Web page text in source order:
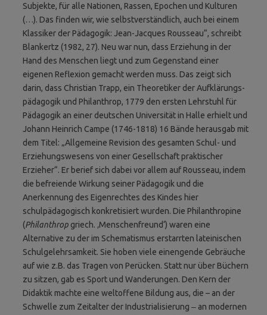
Subjekte, für alle Nationen, Rassen, Epochen und Kulturen
(…). Das finden wir, wie selbstver­ständlich, auch bei einem
Klassiker der Pädagogik: Jean-Jacques Rousseau“, schreibt
Blankertz (1982, 27). Neu war nun, dass Erziehung in der
Hand des Menschen liegt und zum Gegenstand einer
eigenen Reflexion gemacht werden muss. Das zeigt sich
darin, dass Christian Trapp, ein Theoretiker der Aufklärungs­
pädagogik und Philanthrop, 1779 den ersten Lehrstuhl für
Pädagogik an einer deutschen Universität in Halle erhielt und
Johann Heinrich Campe (1746-1818) 16 Bände herausgab mit
dem Titel: „Allgemeine Revision des gesamten Schul- und
Erziehungswesens von einer Gesellschaft prakti­scher
Erzieher“. Er berief sich dabei vor allem auf Rousseau, indem
die befreiende Wirkung seiner Pädagogik und die
Anerkennung des Eigenrechtes des Kindes hier
schulpädagogisch konkretisiert wurden. Die Philanthropine
(Phil­anthrop griech. ‚Menschenfreund‘) waren eine
Alternative zu der im Schematismus erstarrten lateinischen
Schulgelehr­samkeit. Sie hoben viele einengende Gebräuche
auf wie z.B. das Tragen von Perücken. Statt nur über Büchern
zu sitzen, gab es Sport und Wanderungen. Den Kern der
Didaktik machte eine weltoffene Bildung aus, die – an der
Schwelle zum Zeitalter der Industrialisierung ‒ an modernen